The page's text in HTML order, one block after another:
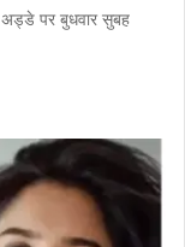
अड्डे पर बुधवार सुबह